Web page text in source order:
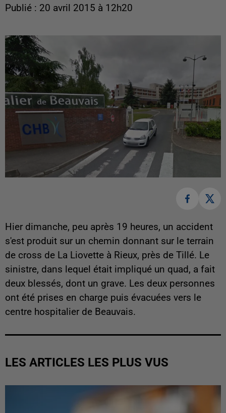
Publié : 20 avril 2015 à 12h20
Hier dimanche, peu après 19 heures, un accident
s'est produit sur un chemin donnant sur le terrain
de cross de La Liovette à Rieux, près de Tillé. Le
sinistre, dans lequel était impliqué un quad, a fait
deux blessés, dont un grave. Les deux personnes
ont été prises en charge puis évacuées vers le
centre hospitalier de Beauvais.
LES ARTICLES LES PLUS VUS